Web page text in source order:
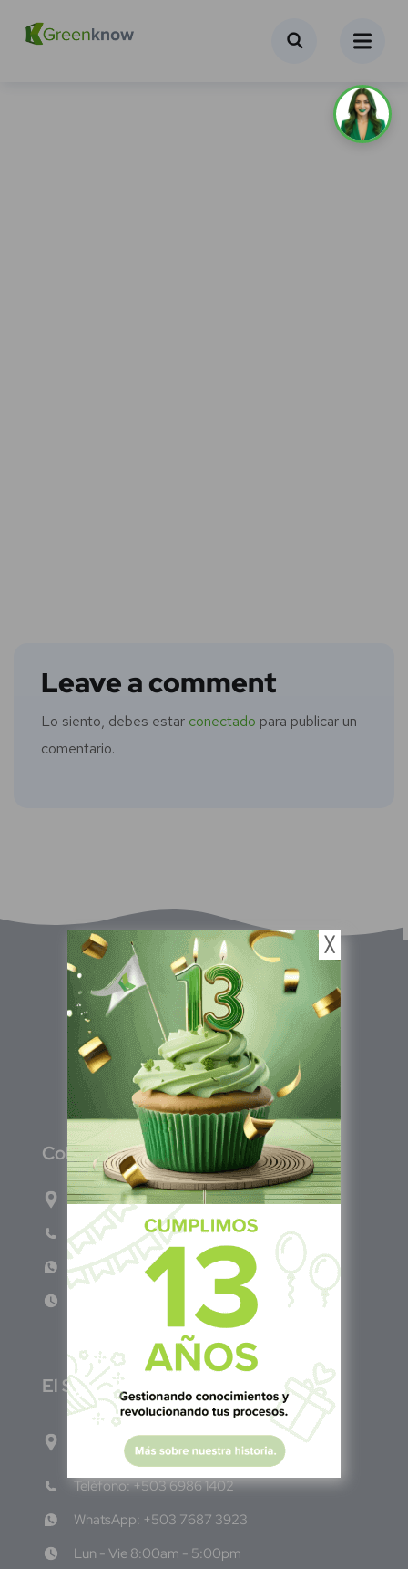
Leave a comment
Lo siento, debes estar conectado para publicar un
comentario.
Colombia
Carrera 71G #117-67 INT 3 OFI 701
Teléfono: (601) 522 3869
WhatsApp: +57 317 4651554
Lun - Vie 8:00am - 5:00pm
El Salvador
1ro Cll Pte, y 61 Av Nte, #3206, Local 9, San
Salvador Centro
Teléfono: +503 6986 1402
WhatsApp: +503 7687 3923
Lun - Vie 8:00am - 5:00pm
╳